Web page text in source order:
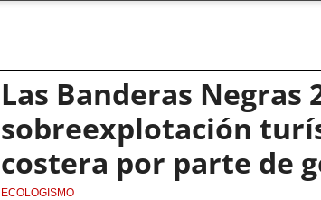
Las Banderas Negras
sobreexplotación
costera por parte de
ECOLOGISMO